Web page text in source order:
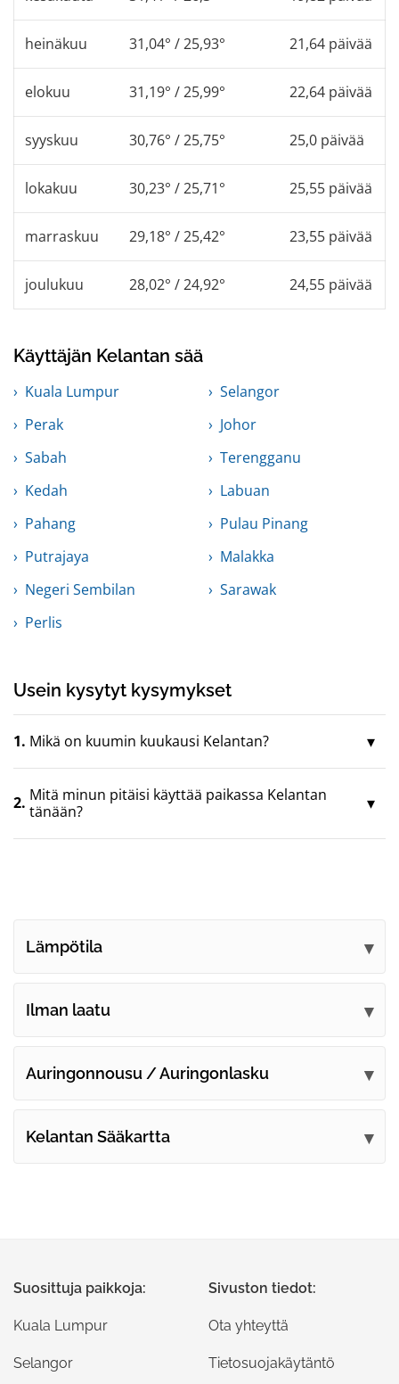
heinäkuu 31,04° / 25,93° 21,64 päivää
elokuu 31,19° / 25,99° 22,64 päivää
syyskuu 30,76° / 25,75° 25,0 päivää
lokakuu 30,23° / 25,71° 25,55 päivää
marraskuu 29,18° / 25,42° 23,55 päivää
joulukuu 28,02° / 24,92° 24,55 päivää
Käyttäjän Kelantan sää
Kuala Lumpur
Selangor
Perak
Johor
Sabah
Terengganu
Kedah
Labuan
Pahang
Pulau Pinang
Putrajaya
Malakka
Negeri Sembilan
Sarawak
Perlis
Usein kysytyt kysymykset
1. Mikä on kuumin kuukausi Kelantan?
2. Mitä minun pitäisi käyttää paikassa Kelantan
tänään?
Lämpötila
Ilman laatu
Auringonnousu / Auringonlasku
Kelantan Sääkartta
Suosittuja paikkoja:
Kuala Lumpur
Selangor
Sivuston tiedot:
Ota yhteyttä
Tietosuojakäytäntö